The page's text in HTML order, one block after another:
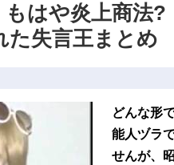
もはや炎上商
た失言王まとめ
どんな形
能人ヅラ
せんが、